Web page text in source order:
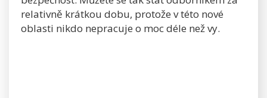
relativně krátkou dobu, protože v této nové
oblasti nikdo nepracuje o moc déle než vy.